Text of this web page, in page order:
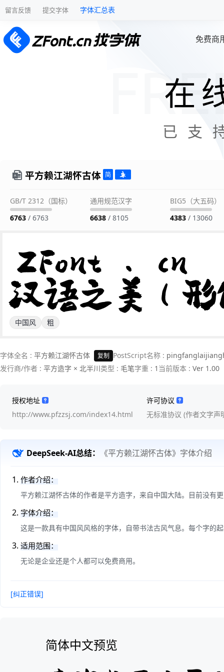
留言反馈 提交字体 字体汇总表
免费商
在
已支
平方赖江湖怀古体
GB/T 2312（国标）
6763 / 6763
通用规范汉字
6638 / 8105
BIG5（大五码）
4383 / 13060
ZFont.cn
汉语之美(
中国风 粗
字体全名 : 平方赖江湖怀古体 复制 PostScript名称 :
发行商/作者 : 平方造字 × 北半川类型 : 毛笔字重 : 1 当前版本 : Ver 1.00
授权地址
http://www.pfzzsj.com/index14.html
许可协议
无标准协议 (作者文字声
DeepSeek-AI总结： 《平方赖江湖怀古体》字体介绍
作者介绍：
平方赖江湖怀古体的作者是平方造字，来自中国大陆。目前没有
字体介绍：
这是一款具有中国风风格的字体，自带书法古风气息。每个字的
适用范围：
无论是企业还是个人都可以免费商用。
[纠正错误]
简体中文预览